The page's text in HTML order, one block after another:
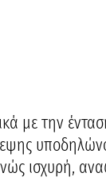
με την
ισχυρή,